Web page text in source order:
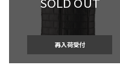
再入荷受付